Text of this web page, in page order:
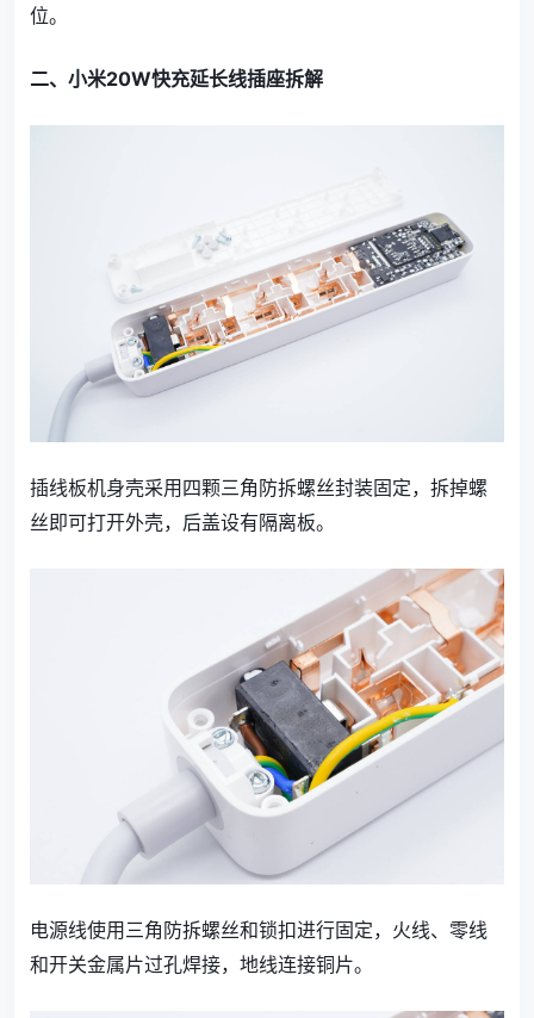
位。
二、小米20W快充延长线插座拆解
插线板机身壳采用四颗三角防拆螺丝封装固定，拆掉螺
丝即可打开外壳，后盖设有隔离板。
电源线使用三角防拆螺丝和锁扣进行固定，火线、零线
和开关金属片过孔焊接，地线连接铜片。